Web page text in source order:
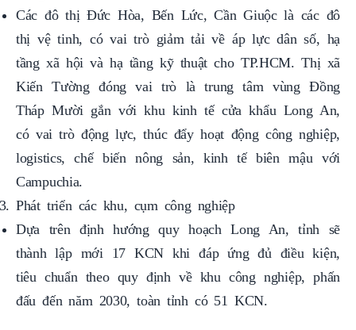
Các đô thị Đức Hòa, Bến Lức, Cần Giuộc là các đô
thị vệ tinh, có vai trò giảm tải về áp lực dân số, hạ
tầng xã hội và hạ tầng kỹ thuật cho TP.HCM. Thị xã
Kiến Tường đóng vai trò là trung tâm vùng Đồng
Tháp Mười gắn với khu kinh tế cửa khẩu Long An,
có vai trò động lực, thúc đẩy hoạt động công nghiệp,
logistics, chế biến nông sản, kinh tế biên mậu với
Campuchia.
Phát triển các khu, cụm công nghiệp
Dựa trên định hướng quy hoạch Long An, tỉnh sẽ
thành lập mới 17 KCN khi đáp ứng đủ điều kiện,
tiêu chuẩn theo quy định về khu công nghiệp, phấn
đấu đến năm 2030, toàn tỉnh có 51 KCN.